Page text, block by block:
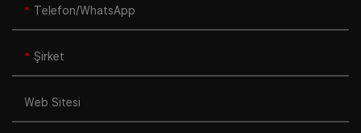
Telefon/WhatsApp
Şirket
Web Sitesi